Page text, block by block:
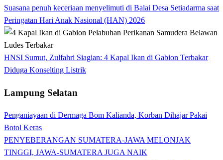
Suasana penuh keceriaan menyelimuti di Balai Desa Setiadarma saat
Peringatan Hari Anak Nasional (HAN) 2026
HNSI Sumut, Zulfahri Siagian: 4 Kapal Ikan di Gabion Terbakar
Diduga Konselting Listrik
Lampung Selatan
Penganiayaan di Dermaga Bom Kalianda, Korban Dihajar Pakai
Botol Keras
PENYEBERANGAN SUMATERA-JAWA MELONJAK
TINGGI, JAWA-SUMATERA JUGA NAIK